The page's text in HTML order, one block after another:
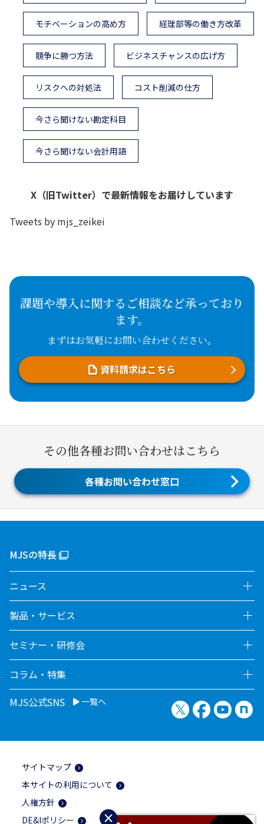
モチベーションの高め方 経理部等の働き方改革
競争に勝つ方法 ビジネスチャンスの広げ方
リスクへの対処法 コスト削減の仕方
今さら聞けない勘定科目
今さら聞けない会計用語
×
X（旧Twitter）で最新情報をお届けしています
Tweets by mjs_zeikei
課題や導入に関するご相談など承っており
ます。
まずはお気軽にお問い合わせください。
資料請求はこちら
その他各種お問い合わせはこちら
各種お問い合わせ窓口
MJSの特長
ニュース
製品・サービス
セミナー・研修会
コラム・特集
MJS公式SNS
一覧へ X（旧Twitter）
Facebook
サイトマップ
本サイトの利用について
人権方針
DE&Iポリシー